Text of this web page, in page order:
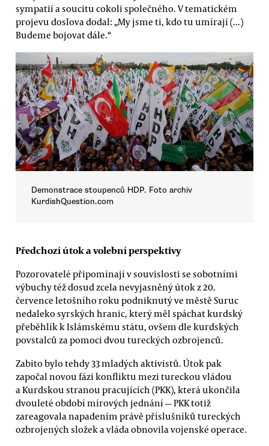
sympatií a soucitu cokoli společného. V tematickém
projevu doslova dodal: „My jsme ti, kdo tu umírají (...)
Budeme bojovat dále.“
Demonstrace stoupenců HDP. Foto archiv
KurdishQuestion.com
Předchozí útok a volební perspektivy
Pozorovatelé připomínají v souvislosti se sobotními
výbuchy též dosud zcela nevyjasněný útok z 20.
července letošního roku podniknutý ve městě Suruc
nedaleko syrských hranic, který měl spáchat kurdský
přeběhlík k Islámskému státu, ovšem dle kurdských
povstalců za pomoci dvou tureckých ozbrojenců.
Zabito bylo tehdy 33 mladých aktivistů. Útok pak
započal novou fázi konfliktu mezi tureckou vládou
a Kurdskou stranou pracujících (PKK), která ukončila
dvouleté období mírových jednání — PKK totiž
zareagovala napadením právě příslušníků tureckých
ozbrojených složek a vláda obnovila vojenské operace.